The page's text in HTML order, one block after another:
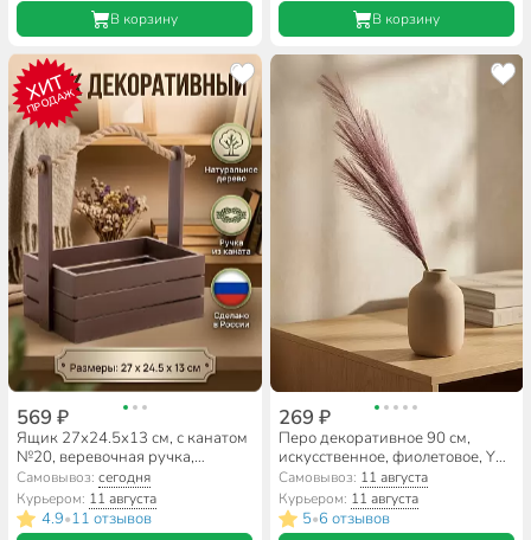
В корзину В корзину
ХИТ
ПРОДАЖ
569 ₽
Ящик 27х24.5х13 см, с канатом
№20, веревочная ручка,
коричневый, 7237
Самовывоз:сегодня
Курьером: 11 августа
4.9•11 отзывов
269 ₽
Перо декоративное 90 см,
искусственное, фиолетовое, Y4-
7166
Самовывоз: 11 августа
Курьером: 11 августа
5•6 отзывов